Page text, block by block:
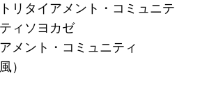
リタイアメント・コミュニテ
ィソヨカゼ
メント・コミュニティ
）